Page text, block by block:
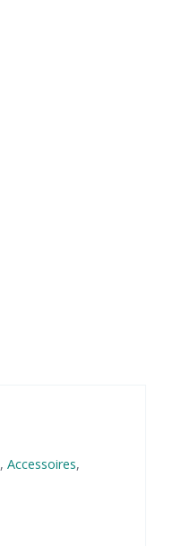
, Accessoires,